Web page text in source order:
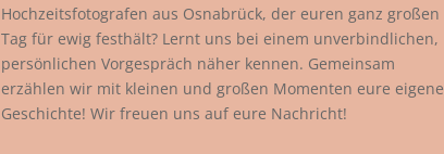
Hochzeitsfotografen aus Osnabrück, der euren ganz großen
Tag für ewig festhält? Lernt uns bei einem unverbindlichen,
persönlichen Vorgespräch näher kennen. Gemeinsam
erzählen wir mit kleinen und großen Momenten eure eigene
Geschichte! Wir freuen uns auf eure Nachricht!